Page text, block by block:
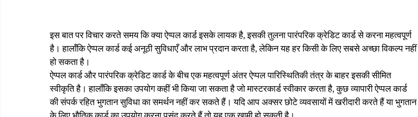
इस बात पर विचार करते समय कि क्या ऐप्पल कार्ड इसके लायक है, इसकी तुलना पारंपरिक क्रेडिट कार्ड से करना महत्वपूर्ण
है। हालाँकि ऐप्पल कार्ड कई अनूठी सुविधाएँ और लाभ प्रदान करता है, लेकिन यह हर किसी के लिए सबसे अच्छा विकल्प नहीं
हो सकता है।
ऐप्पल कार्ड और पारंपरिक क्रेडिट कार्ड के बीच एक महत्वपूर्ण अंतर ऐप्पल पारिस्थितिकी तंत्र के बाहर इसकी सीमित
स्वीकृति है। हालाँकि इसका उपयोग कहीं भी किया जा सकता है जो मास्टरकार्ड स्वीकार करता है, कुछ व्यापारी ऐप्पल कार्ड
की संपर्क रहित भुगतान सुविधा का समर्थन नहीं कर सकते हैं। यदि आप अक्सर छोटे व्यवसायों में खरीदारी करते हैं या भुगतान